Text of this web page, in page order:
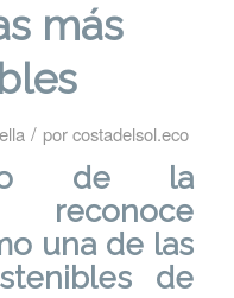
más
/ porcostadelsol.eco
de la
reconoce
una de las
de